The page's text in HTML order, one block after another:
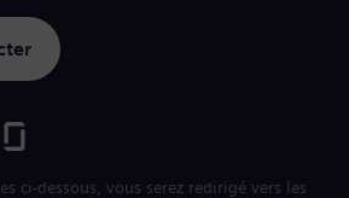
ci-dessous, vous serez redirigé vers les